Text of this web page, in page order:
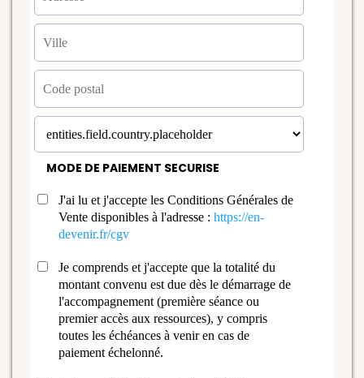
MODE DE PAIEMENT SECURISE
J'ai lu et j'accepte les Conditions Générales de
Vente disponibles à l'adresse : https://en-
devenir.fr/cgv
Je comprends et j'accepte que la totalité du
montant convenu est due dès le démarrage de
l'accompagnement (première séance ou
premier accès aux ressources), y compris
toutes les échéances à venir en cas de
paiement échelonné.